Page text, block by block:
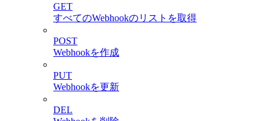
GET
すべてのWebhookのリストを取得
POST
Webhookを作成
PUT
Webhookを更新
DEL